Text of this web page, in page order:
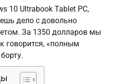
10 Ultrabook Tablet PC,
дело с довольно
За 1350 долларов мы
говорится, «полным